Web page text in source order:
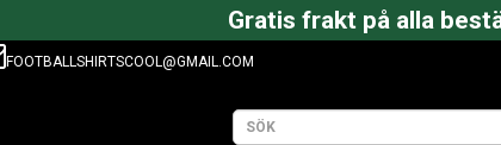
Gratis frakt på alla
FOOTBALLSHIRTSCOOL@GMAIL.COM